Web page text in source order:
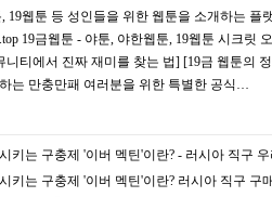
19웹툰 등 성인들을 위한 웹툰을 소개하는
19금웹툰 - 야툰, 야한웹툰, 19웹툰 시크
니티에서 진짜 재미를 찾는 법] [19금 웹툰의
는 만충만패 여러분을 위한 특별한 공식…
키는 구충제 '이버 멕틴'이란? - 러시아 직구 우
키는 구충제 '이버 멕틴'이란? 러시아 직구 구